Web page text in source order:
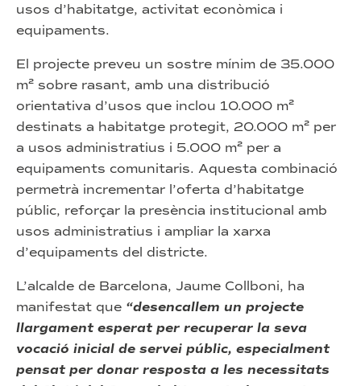
usos d’habitatge, activitat econòmica i
equipaments.
El projecte preveu un sostre mínim de 35.000
m² sobre rasant, amb una distribució
orientativa d’usos que inclou 10.000 m²
destinats a habitatge protegit, 20.000 m² per
a usos administratius i 5.000 m² per a
equipaments comunitaris. Aquesta combinació
permetrà incrementar l’oferta d’habitatge
públic, reforçar la presència institucional amb
usos administratius i ampliar la xarxa
d’equipaments del districte.
L’alcalde de Barcelona, Jaume Collboni, ha
manifestat que “desencallem un projecte
llargament esperat per recuperar la seva
vocació inicial de servei públic, especialment
pensat per donar resposta a les necessitats